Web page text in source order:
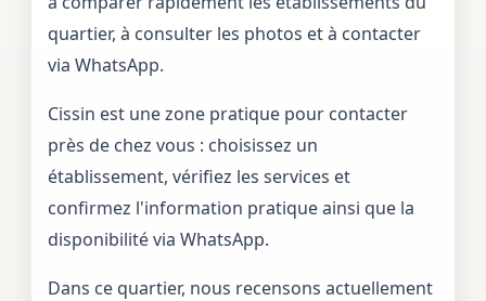
quartier, à consulter les photos et à contacter
via WhatsApp.
Cissin est une zone pratique pour contacter
près de chez vous : choisissez un
établissement, vérifiez les services et
confirmez l'information pratique ainsi que la
disponibilité via WhatsApp.
Dans ce quartier, nous recensons actuellement